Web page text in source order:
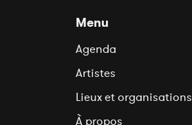
Menu
Agenda
Artistes
Lieux et organisations
À propos